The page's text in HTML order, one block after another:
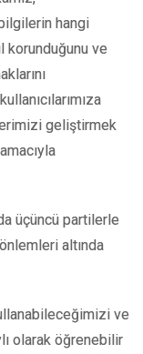
hangi
korunduğunu ve
geliştirmek
üçüncü partilerle
altında
ve
olarak öğrenebilir